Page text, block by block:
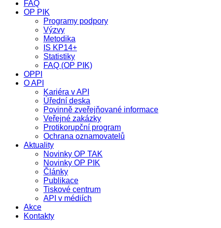
FAQ
OP PIK
Programy podpory
Výzvy
Metodika
IS KP14+
Statistiky
FAQ (OP PIK)
OPPI
O API
Kariéra v API
Úřední deska
Povinně zveřejňované informace
Veřejné zakázky
Protikorupční program
Ochrana oznamovatelů
Aktuality
Novinky OP TAK
Novinky OP PIK
Články
Publikace
Tiskové centrum
API v médiích
Akce
Kontakty